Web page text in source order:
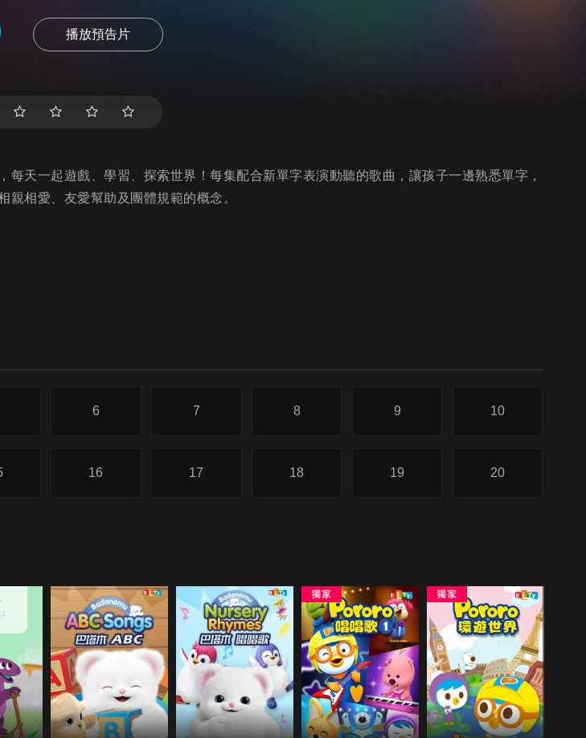
播放預告片
每天一起遊戲、學習、探索世界！每集配合新單字表演動聽的歌曲，讓孩子一邊熟悉單字，
親相愛、友愛幫助及團體規範的概念。
6 7 8 9 10
16 17 18 19 20